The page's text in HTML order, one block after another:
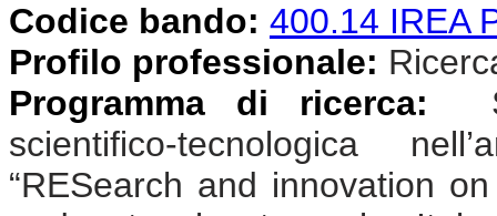
Codice bando: 400.14 IREA
Profilo professionale:
Programma di ricerca:
scientifico-tecnologica
“RESearch and innovation